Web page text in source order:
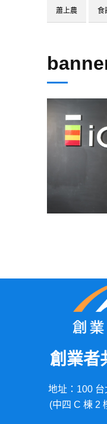
蕭上農 食
創業者
地址：100
(中四 C 棟 2